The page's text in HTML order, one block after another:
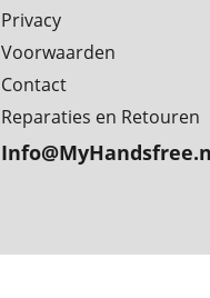
Privacy
Voorwaarden
Contact
Reparaties en Retouren